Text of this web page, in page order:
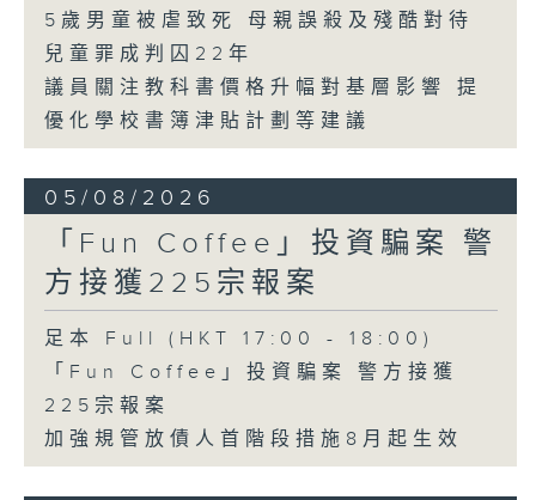
5歲男童被虐致死 母親誤殺及殘酷對待
兒童罪成判囚22年
議員關注教科書價格升幅對基層影響 提
優化學校書簿津貼計劃等建議
05/08/2026
「Fun Coffee」投資騙案 警
方接獲225宗報案
足本 Full (HKT 17:00 - 18:00)
「Fun Coffee」投資騙案 警方接獲
225宗報案
加強規管放債人首階段措施8月起生效